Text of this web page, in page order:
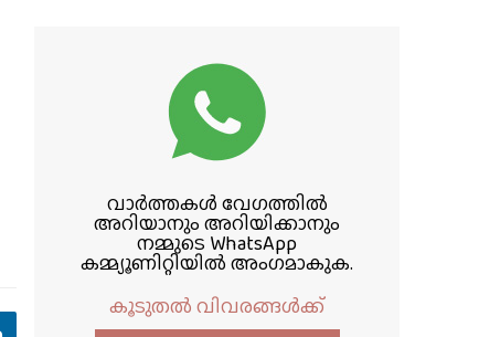
വാർത്തകൾ വേഗത്തിൽ
അറിയാനും അറിയിക്കാനും
നമ്മുടെ WhatsApp
കമ്മ്യൂണിറ്റിയിൽ അംഗമാകുക.
കൂടുതൽ വിവരങ്ങൾക്ക്